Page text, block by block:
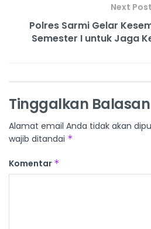
Next Post
Polres Sarmi Gelar
Semester I untuk Jaga
Tinggalkan Balasan
Alamat email Anda tidak akan
wajib ditandai *
Komentar *